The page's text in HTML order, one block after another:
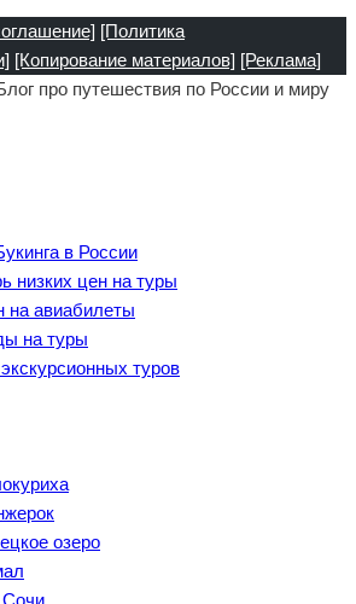
[Политика
[Копирование материалов] [Реклама]
про путешествия по России и миру
в России
низких цен на туры
на авиабилеты
на туры
туров
озеро